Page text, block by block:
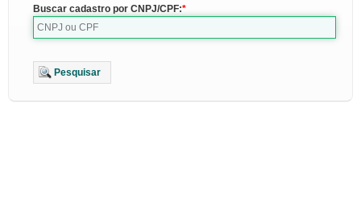
Buscar cadastro por CNPJ/CPF:
Pesquisar